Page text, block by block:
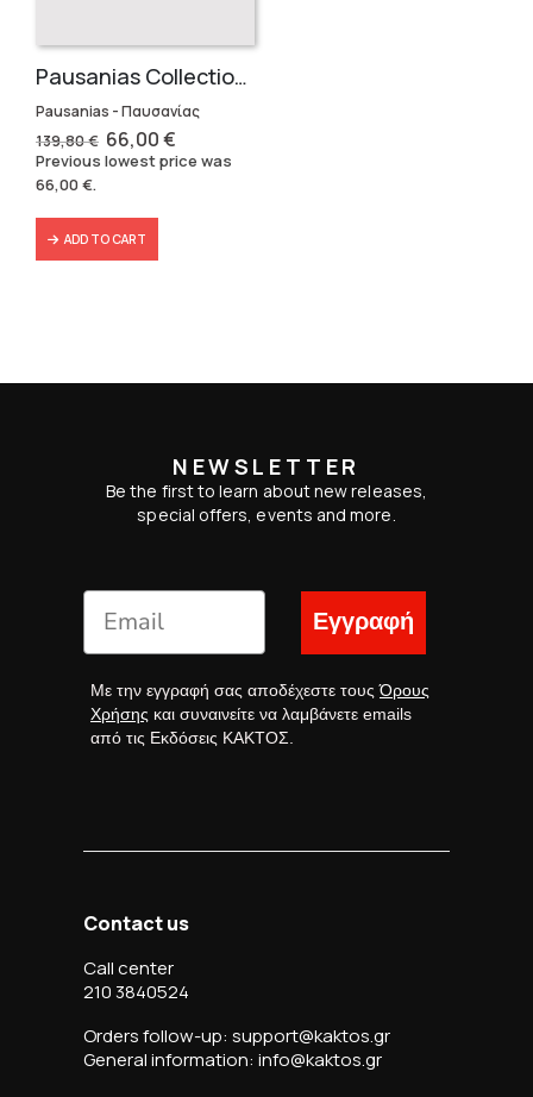
Pausanias Collection – Hardbound (3 volumes)
Pausanias - Παυσανίας
139,80€ Original
price
was:
66,00€Current
price
is:
Previous lowest price was
66,00€.
ADD TO CART
NEWSLETTER
Be the first to learn about new releases,
special offers, events and more.
Εγγραφή
Με την εγγραφή σας αποδέχεστε τουςΌρους
Χρήσης και συναινείτε να λαμβάνετε emails
από τις Εκδόσεις ΚΑΚΤΟΣ.
Contact us
Call center
210 3840524
Orders follow-up: support@kaktos.gr
General information: info@kaktos.gr